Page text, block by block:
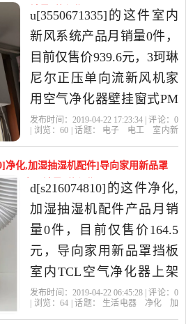
净化,氧吧，由浙江 杭州发
货。
气净月销量0件仅售939.6元
u[3550671335]的这件室内
新风系统产品月销量0件，
目前仅售价939.6元，3珂琳
尼尔正压单向流新风机家
用空气净化器壁挂窗式PM
甲醛通风diy是2019年
工当中性价比很高的室内
新风系统，由山东 德州发
货。
发布时间：2019-04-22 17:23:34 | 评论： 0
| 浏览：60 | 话题： 电子 电工
室内新
净化,加湿抽湿机配件]导向家用新品罩
空气净月销量0件仅售164.5元
d[s216074810]的这件净化,
加湿抽湿机配件产品月销
量0件，目前仅售价164.5
元，导向家用新品罩挡板
室内TCL空气净化器上架
氧吧冷暖空调排风管是
发布时间：2019-04-22 06:45:28 | 评论： 0
| 浏览：64 | 话题： 生活电器 净化
加